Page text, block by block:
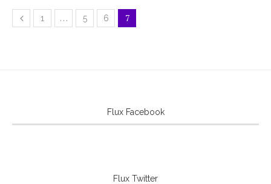
1 … 5 6 7
Flux Facebook
Flux Twitter